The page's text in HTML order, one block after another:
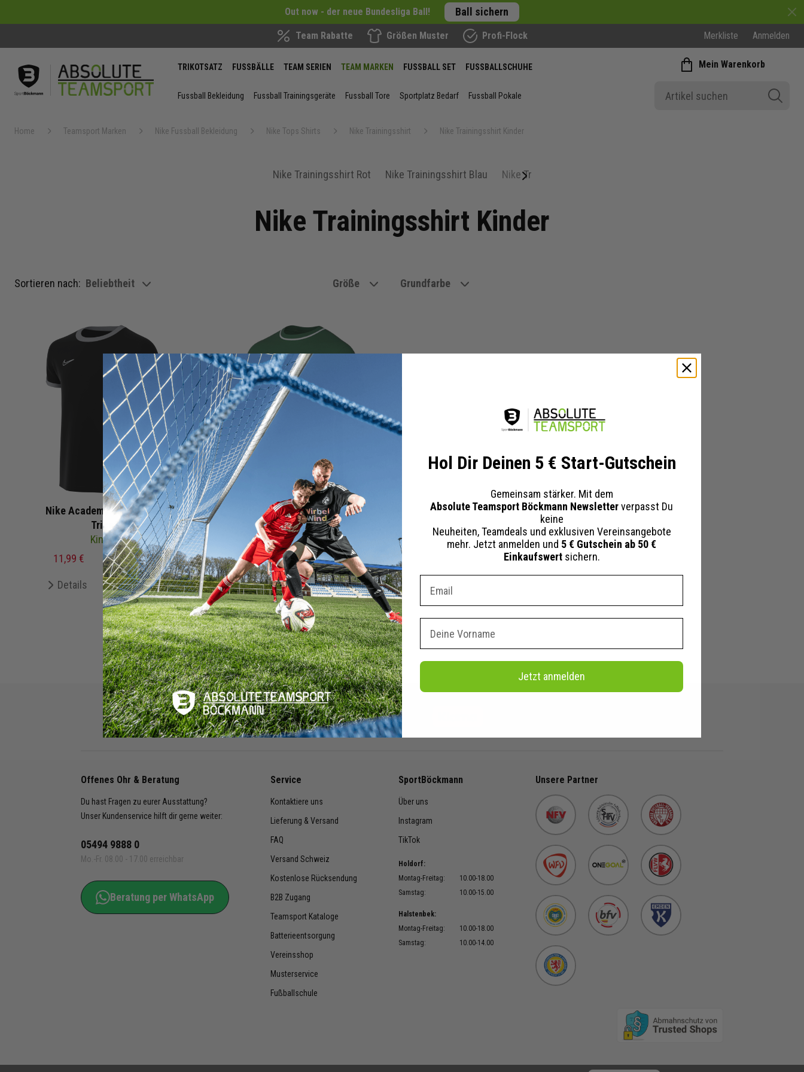
Out now - der neue Bundesliga Ball! Ball sichern
Team Rabatte Größen Muster Profi-Flock Merkliste Anmelden
TRIKOTSATZ FUSSBÄLLE TEAM SERIEN TEAM MARKEN FUSSBALL SET FUSSBALLSCHUHE
Fussball Bekleidung Fussball Trainingsgeräte Fussball Tore Sportplatz Bedarf Fussball Pokale
Mein Warenkorb
Home Teamsport Marken Nike Fussball Bekleidung Nike Tops Shirts Nike Trainingsshirt Nike Trainingsshirt Kinder
Nike Trainingsshirt Rot Nike Trainingsshirt Blau
Nike Trainingsshirt Herren
Nike Trainingsshirt Kinder
Sortieren nach: show filteroptions
Beliebtheit Größe Grundfarbe
Nike Academy 25 Fussball
Trikot
Kinder
11,99 €
19,99 €UVP
Details Merken
+ 12 Interessenten
Nike Park 26 Trainingsshirt
Kinder
8,99 €
14,99 €UVP
Details Merken
+ 3 Interessenten
Rechnung Kreditkarte Vorkasse
Offenes Ohr & Beratung
Du hast Fragen zu eurer Ausstattung?
Unser Kundenservice hilft dir gerne weiter:
05494 9888 0
Mo.-Fr. 08.00 - 17.00 erreichbar
Beratung per WhatsApp
Service
Kontaktiere uns
Lieferung & Versand
FAQ
Versand Schweiz
Kostenlose Rücksendung
B2B Zugang
Teamsport Kataloge
Batterieentsorgung
Vereinsshop
Musterservice
Fußballschule
SportBöckmann
Über uns
Instagram
TikTok
Holdorf:
Montag-Freitag:
10.00-18.00
Samstag:
10.00-15.00
Halstenbek:
Montag-Freitag:
10.00-18.00
Samstag:
10.00-14.00
Unsere Partner
Hol Dir Deinen 5 € Start-Gutschein
Gemeinsam stärker. Mit dem
Absolute Teamsport Böckmann Newsletterverpasst Du
keine
Neuheiten, Teamdeals und exklusiven Vereinsangebote
mehr. Jetzt anmelden und 5 € Gutschein ab 50 €
Einkaufswertsichern.
Jetzt anmelden